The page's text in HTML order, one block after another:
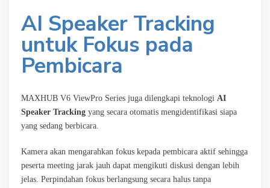
AI Speaker Tracking
untuk Fokus pada
Pembicara
MAXHUB V6 ViewPro Series juga dilengkapi teknologi AI
Speaker Tracking yang secara otomatis mengidentifikasi siapa
yang sedang berbicara.
Kamera akan mengarahkan fokus kepada pembicara aktif sehingga
peserta meeting jarak jauh dapat mengikuti diskusi dengan lebih
jelas. Perpindahan fokus berlangsung secara halus tanpa